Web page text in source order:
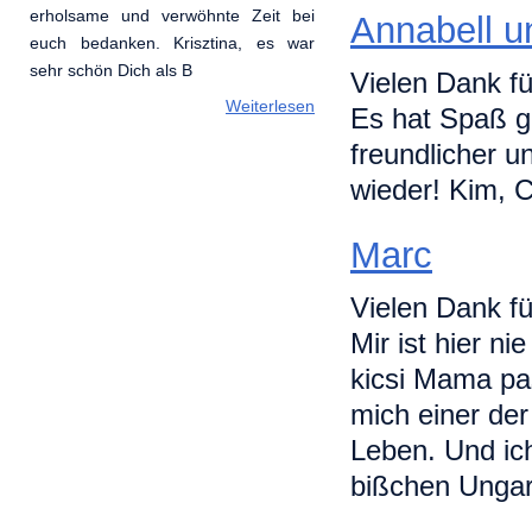
erholsame und verwöhnte Zeit bei
euch bedanken. Krisztina, es war
sehr schön Dich als B
Weiterlesen
und melter Geschaft. Hoffentlich
sehen wir uns mal wieder! Kim,
Chiara,
Weiterlesen
Annabell
Vielen Dank
Es hat Spaß
freundlicher
wieder! Kim,
Marc
Vielen Dank
Mir ist hier
kicsi Mama
mich einer
Leben. Und
bißchen